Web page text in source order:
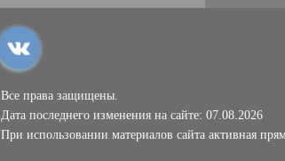
Все права защищены.
Дата последнего изменения на сайте: 07.08.2026
При использовании материалов сайта активная